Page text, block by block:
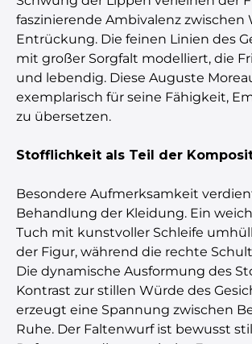
faszinierende Ambivalenz zwischen
Entrückung. Die feinen Linien des
mit großer Sorgfalt modelliert, die
und lebendig. Diese Auguste
exemplarisch für seine Fähigkeit,
zu übersetzen.
Stofflichkeit als Teil der
Besondere Aufmerksamkeit
Behandlung der Kleidung. Ein
Tuch mit kunstvoller Schleife
der Figur, während die rechte
Die dynamische Ausformung des
Kontrast zur stillen Würde des
erzeugt eine Spannung zwischen
Ruhe. Der Faltenwurf ist bewusst